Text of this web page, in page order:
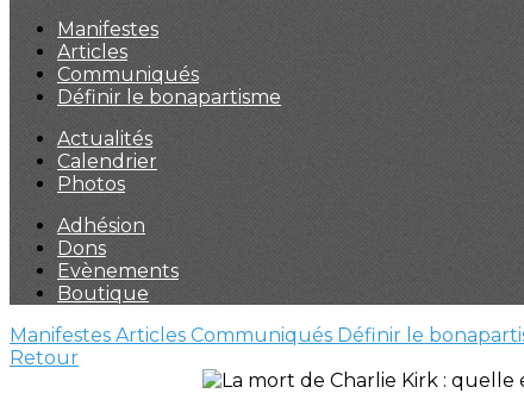
Manifestes
Articles
Communiqués
Définir le bonapartisme
Actualités
Calendrier
Photos
Adhésion
Dons
Evènements
Boutique
Manifestes Articles Communiqués Définir le
Retour